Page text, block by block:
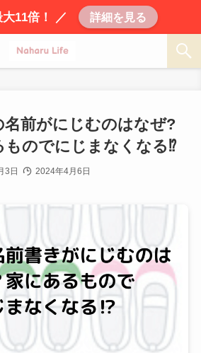
11倍！ ／ 詳細を見る
名前がにじむのはなぜ?
ものでにじまなくなる⁉
3日 2024年4月6日